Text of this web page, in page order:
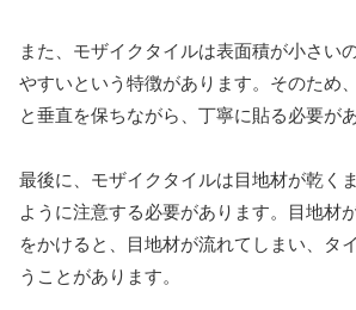
また、モザイクタイルは表面積が小さい
やすいという特徴があります。そのため
と垂直を保ちながら、丁寧に貼る必要が
最後に、モザイクタイルは目地材が乾く
ように注意する必要があります。目地材
をかけると、目地材が流れてしまい、タ
うことがあります。